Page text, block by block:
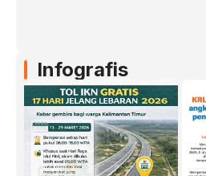
Infografis